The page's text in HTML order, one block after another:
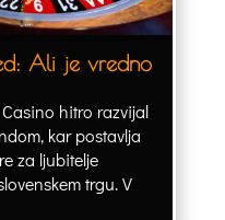
Ali je vredno
hitro razvijal
kar postavlja
za ljubitelje
trgu. V